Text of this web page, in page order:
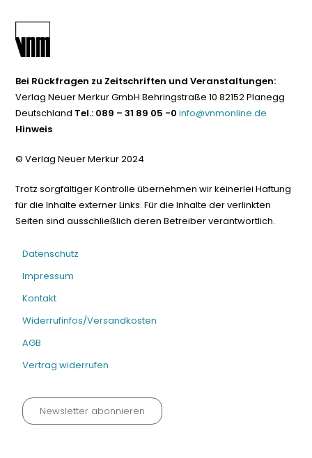
Bei Rückfragen zu Zeitschriften und Veranstaltungen:
Verlag Neuer Merkur GmbH Behringstraße 10 82152 Planegg
Deutschland Tel.: 089 – 31 89 05 -0 info@vnmonline.de
Hinweis
© Verlag Neuer Merkur 2024
Trotz sorgfältiger Kontrolle übernehmen wir keinerlei Haftung
für die Inhalte externer Links. Für die Inhalte der verlinkten
Seiten sind ausschließlich deren Betreiber verantwortlich.
Datenschutz
Impressum
Kontakt
Widerrufinfos/Versandkosten
AGB
Vertrag widerrufen
Newsletter abonnieren